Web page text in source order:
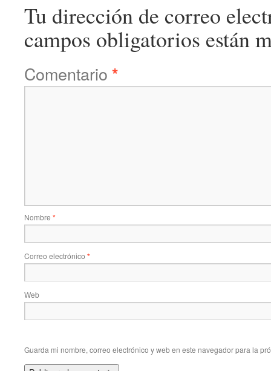
Tu dirección de correo
campos obligatorios están
Comentario *
Nombre *
Correo electrónico *
Web
Guarda mi nombre, correo electrónico y web en este navegador para la